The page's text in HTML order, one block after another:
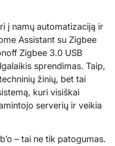
į namų automatizaciją ir
Assistant su Zigbee
Zigbee 3.0 USB
sprendimas. Taip,
žinių, bet tai
kuri visiškai
serverių ir veikia
– tai ne tik patogumas.